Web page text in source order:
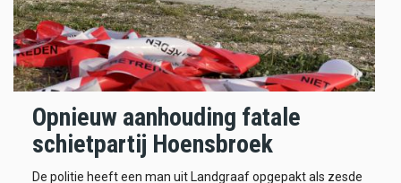
Opnieuw aanhouding fatale
schietpartij Hoensbroek
De politie heeft een man uit Landgraaf opgepakt als zesde